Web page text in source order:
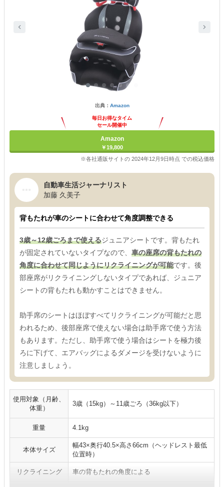
出典： Amazon
毎日お得なタイム
セール開催中
Amazon
￥19,800
※各社通販サイトの 2024年12月9日時点 での税込価格
自動車生活ジャーナリスト
加藤 久美子
背もたれが車のシートに合わせて角度調整できる
3歳～12歳ごろまで使えるジュニアシートです。背もたれ
が固定されていないタイプなので、 車の座席の背もたれの
角度に合わせて同じようにリクライニングが可能です。後
部座席がリクライニングしないタイプであれば、ジュニア
シートの背もたれも動かすことはできません。
助手席のシートはほぼすべてリクライニングが可能だと思
われるため、後部座席で使えない場合は助手席で使う方法
もあります。ただし、助手席で使う場合はシートを極力後
ろに下げて、エアバッグによるダメージを受けないように
注意しましょう。
使用対象（月齢、
体重）
3歳（15kg）～11歳ごろ（36kg以下）
重量 4.1kg
本体サイズ
幅43×奥行40.5×高さ66cm（ヘッドレスト最低
位置時）
リクライニング 車の背もたれの角度による